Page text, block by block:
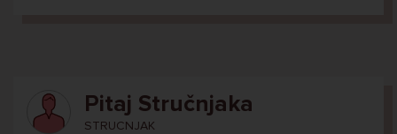
Pitaj Stručnjaka
STRUCNJAK